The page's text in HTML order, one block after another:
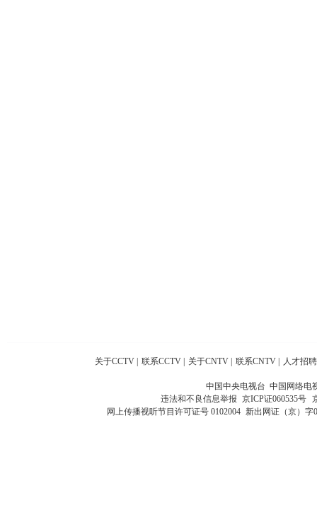
关于CCTV 联系CCTV 关于CNTV 联系CNTV 人才招聘
中国中央电视台 中国网络电
违法和不良信息举报 京ICP证060535号
网上传播视听节目许可证号 0102004 新出网证（京）